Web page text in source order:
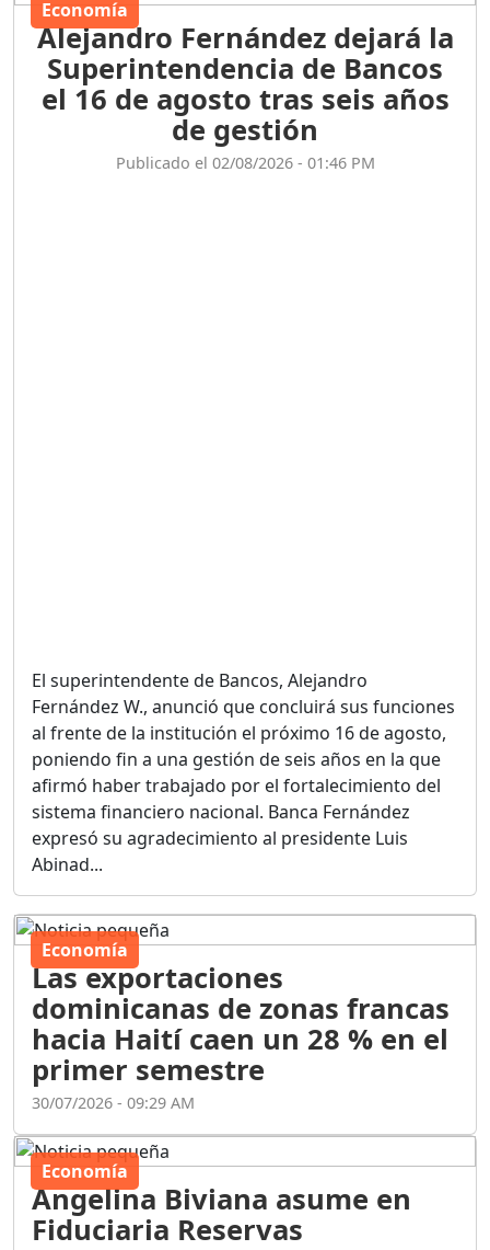
Economía
Alejandro Fernández dejará la
Superintendencia de Bancos
el 16 de agosto tras seis años
de gestión
Publicado el 02/08/2026 - 01:46 PM
El superintendente de Bancos, Alejandro
Fernández W., anunció que concluirá sus funciones
al frente de la institución el próximo 16 de agosto,
poniendo fin a una gestión de seis años en la que
afirmó haber trabajado por el fortalecimiento del
sistema financiero nacional. Banca Fernández
expresó su agradecimiento al presidente Luis
Abinad...
Economía
Las exportaciones
dominicanas de zonas francas
hacia Haití caen un 28 % en el
primer semestre
30/07/2026 - 09:29 AM
Economía
Angelina Biviana asume en
Fiduciaria Reservas